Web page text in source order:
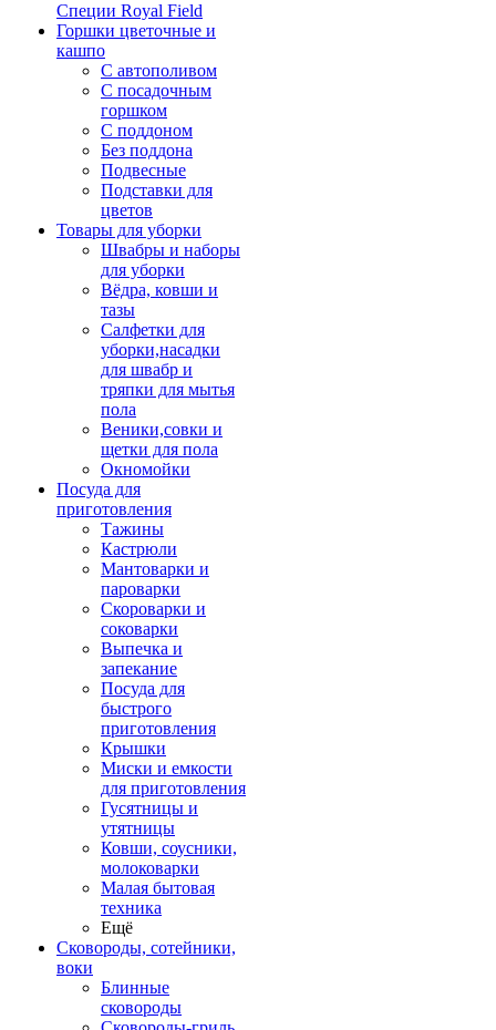
Специи Royal Field
Горшки цветочные и
кашпо
С автополивом
С посадочным
горшком
С поддоном
Без поддона
Подвесные
Подставки для
цветов
Товары для уборки
Швабры и наборы
для уборки
Вёдра, ковши и
тазы
Салфетки для
уборки,насадки
для швабр и
тряпки для мытья
пола
Веники,совки и
щетки для пола
Окномойки
Посуда для
приготовления
Тажины
Кастрюли
Мантоварки и
пароварки
Скороварки и
соковарки
Выпечка и
запекание
Посуда для
быстрого
приготовления
Крышки
Миски и емкости
для приготовления
Гусятницы и
утятницы
Ковши, соусники,
молоковарки
Малая бытовая
техника
Ещё
Сковороды, сотейники,
воки
Блинные
сковороды